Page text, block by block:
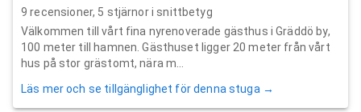
9 recensioner, 5 stjärnor i snittbetyg
Välkommen till vårt fina nyrenoverade gästhus i Gräddö by,
100 meter till hamnen. Gästhuset ligger 20 meter från vårt
hus på stor grästomt, nära m...
Läs mer och se tillgänglighet för denna stuga →